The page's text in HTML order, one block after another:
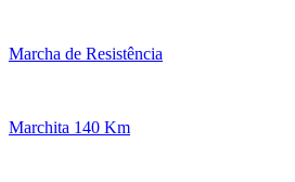
Marcha de Resistência
Marchita 140 Km